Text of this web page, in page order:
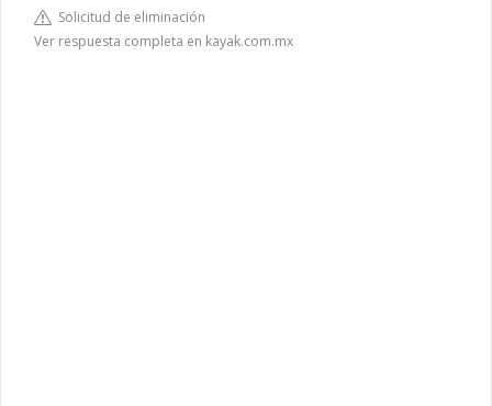
Solicitud de eliminación
Ver respuesta completa en kayak.com.mx